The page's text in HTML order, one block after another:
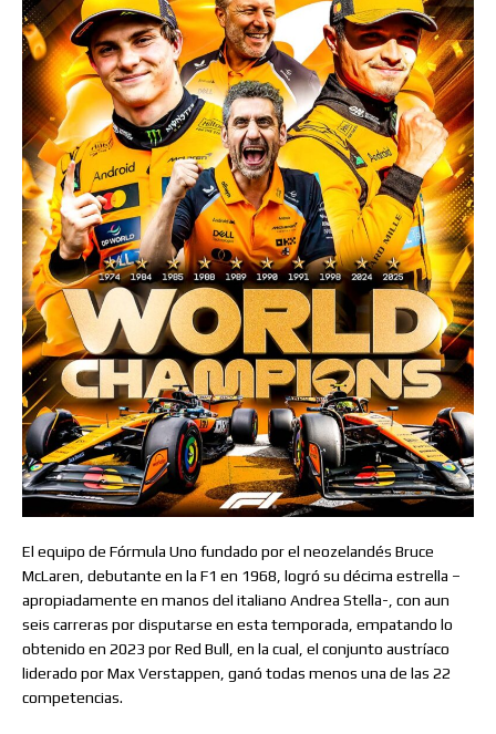
El equipo de Fórmula Uno fundado por el neozelandés Bruce
McLaren, debutante en la F1 en 1968, logró su décima estrella –
apropiadamente en manos del italiano Andrea Stella-, con aun
seis carreras por disputarse en esta temporada, empatando lo
obtenido en 2023 por Red Bull, en la cual, el conjunto austríaco
liderado por Max Verstappen, ganó todas menos una de las 22
competencias.